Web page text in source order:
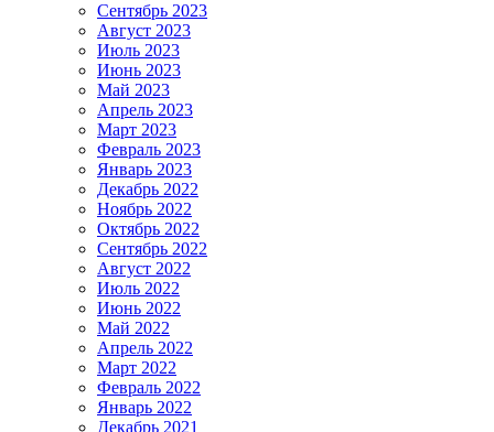
Сентябрь 2023
Август 2023
Июль 2023
Июнь 2023
Май 2023
Апрель 2023
Март 2023
Февраль 2023
Январь 2023
Декабрь 2022
Ноябрь 2022
Октябрь 2022
Сентябрь 2022
Август 2022
Июль 2022
Июнь 2022
Май 2022
Апрель 2022
Март 2022
Февраль 2022
Январь 2022
Декабрь 2021